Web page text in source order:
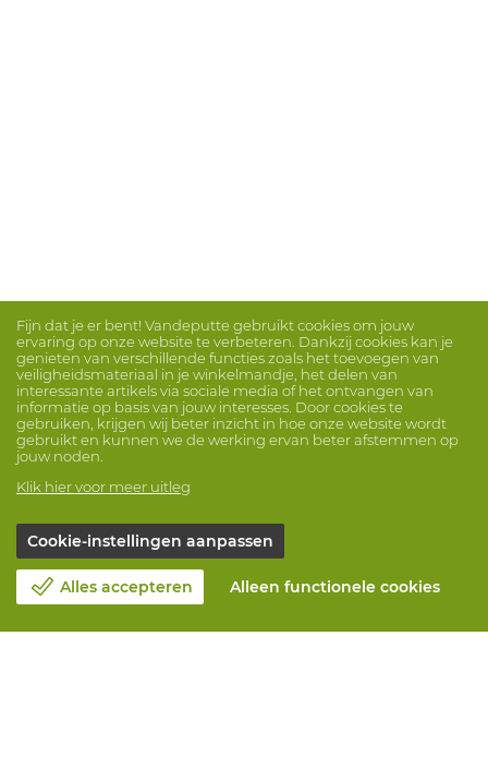
Fijn dat je er bent! Vandeputte gebruikt cookies om jouw
ervaring op onze website te verbeteren. Dankzij cookies kan je
genieten van verschillende functies zoals het toevoegen van
veiligheidsmateriaal in je winkelmandje, het delen van
interessante artikels via sociale media of het ontvangen van
informatie op basis van jouw interesses. Door cookies te
gebruiken, krijgen wij beter inzicht in hoe onze website wordt
gebruikt en kunnen we de werking ervan beter afstemmen op
jouw noden.
Klik hier voor meer uitleg
Cookie-instellingen aanpassen
Alles accepteren Alleen functionele cookies